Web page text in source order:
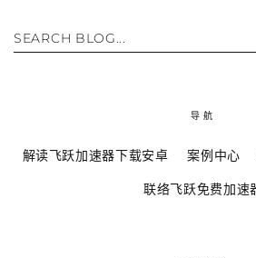
SEARCH BLOG...
导航
解读飞跃加速器下载安卓 案例中心
联络飞跃免费加速